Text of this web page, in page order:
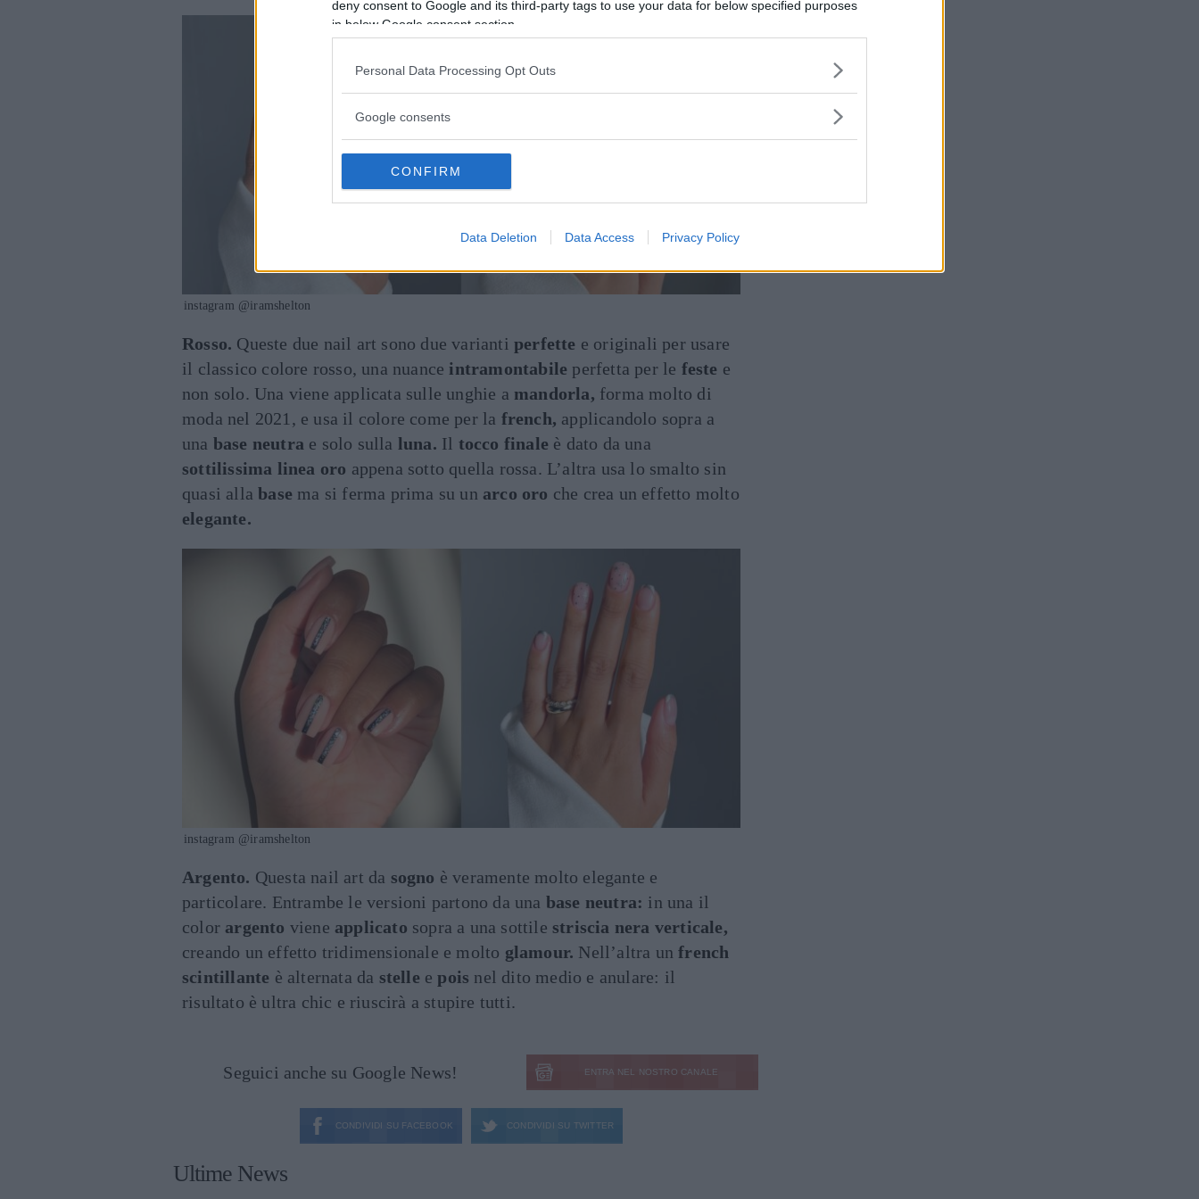
deny consent to Google and its third-party tags to use your data for below specified purposes
in below Google consent section.
Personal Data Processing Opt Outs
Google consents
CONFIRM
Data Deletion Data Access Privacy Policy
instagram @iramshelton
Rosso. Queste due nail art sono due variantiperfette e originali per usare
il classico colore rosso, una nuance intramontabile perfetta per le feste e
non solo. Una viene applicata sulle unghie a mandorla, forma molto di
moda nel 2021, e usa il colore come per la french, applicandolo sopra a
una base neutra e solo sulla luna. Il tocco finale è dato da una
sottilissima linea oro appena sotto quella rossa. L’altra usa lo smalto sin
quasi allabase ma si ferma prima su un arco oro che crea un effetto molto
elegante.
instagram @iramshelton
Argento. Questa nail art da sogno è veramente molto elegante e
particolare. Entrambe le versioni partono da una base neutra: in una il
color argento viene applicato sopra a una sottile striscia nera verticale,
creando un effetto tridimensionale e molto glamour. Nell’altra unfrench
scintillante è alternata da stelle epois nel dito medio e anulare: il
risultato è ultra chic e riuscirà a stupire tutti.
Seguici anche su Google News! ENTRA NEL NOSTRO CANALE
CONDIVIDI SU FACEBOOK CONDIVIDI SU TWITTER
Ultime News